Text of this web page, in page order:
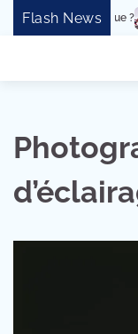
SkipFlash News
l’IA Est Utilisée pour